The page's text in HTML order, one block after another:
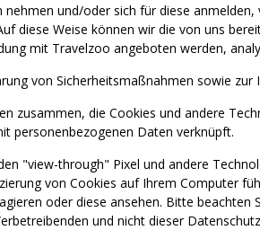
nehmen und/oder sich für diese
diese Weise können wir die von uns
mit Travelzoo angeboten werden,
von Sicherheitsmaßnahmen sowie
zusammen, die Cookies und andere
personenbezogenen Daten verknüpft.
"view-through" Pixel und andere
von Cookies auf Ihrem Computer
oder diese ansehen. Bitte
und nicht dieser